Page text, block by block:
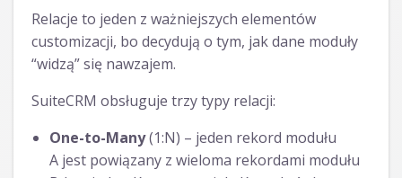
Relacje to jeden z ważniejszych elementów
customizacji, bo decydują o tym, jak dane moduły
“widzą” się nawzajem.
SuiteCRM obsługuje trzy typy relacji:
One-to-Many(1:N) – jeden rekord modułu
A jest powiązany z wieloma rekordami modułu